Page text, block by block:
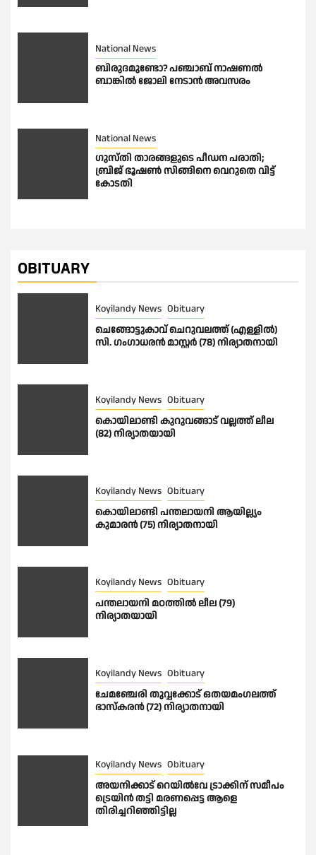
National News
ബിരുദമുണ്ടോ? പഞ്ചാബ് നാഷണൽ
ബാങ്കിൽ ജോലി നേടാൻ അവസരം
National News
ഗുസ്തി താരങ്ങളുടെ പീഡന പരാതി;
ബ്രിജ് ഭൂഷണ്‍ സിങ്ങിനെ വെറുതെ വിട്ട്
കോടതി
OBITUARY
Koyilandy News Obituary
ചെങ്ങോട്ടുകാവ് ചെറുവലത്ത് (എള്ളിൽ)
സി. ഗംഗാധരൻ മാസ്റ്റർ (78) നിര്യാതനായി
Koyilandy News Obituary
കൊയിലാണ്ടി കുറുവങ്ങാട് വല്ലത്ത് ലീല
(82) നിര്യാതയായി
Koyilandy News Obituary
കൊയിലാണ്ടി പന്തലായനി ആയില്ല്യം
കുമാരൻ (75) നിര്യാതനായി
Koyilandy News Obituary
പന്തലായനി മഠത്തിൽ ലീല (79)
നിര്യാതയായി
Koyilandy News Obituary
ചേമഞ്ചേരി തുവ്വക്കോട് ഒതയമംഗലത്ത്
ഭാസ്കരൻ (72) നിര്യാതനായി
Koyilandy News Obituary
അയനിക്കാട് റെയിൽവേ ട്രാക്കിന് സമീപം
ട്രെയിൻ തട്ടി മരണപ്പെട്ട ആളെ
തിരിച്ചറിഞ്ഞിട്ടില്ല